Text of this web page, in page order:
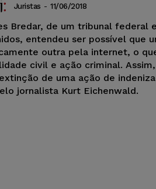
Juristas - 11/06/2018
Bredar, de um tribunal federal
entendeu ser possível que
outra pela internet, o
civil e ação criminal.
de uma ação de
jornalista Kurt Eichenwald.